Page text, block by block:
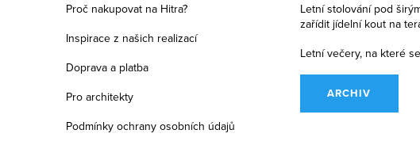
Proč nakupovat na Hitra?
Inspirace z našich realizací
Doprava a platba
Pro architekty
Podmínky ochrany osobních údajů
Letní stolování pod
zařídit jídelní kout na
Letní večery, na které
ARCHIV